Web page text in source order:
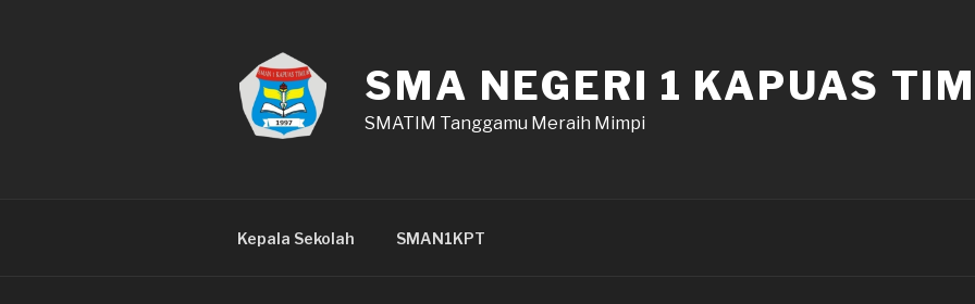
SMA NEGERI 1 KAPUAS
SMATIM Tanggamu Meraih Mimpi
Kepala Sekolah SMAN1KPT